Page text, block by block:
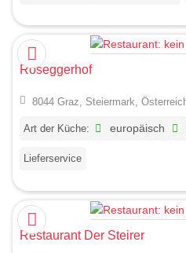
Roseggerhof
8044 Graz, Steiermark,
Art der Küche: europäisch
Lieferservice
Restaurant Der Steirer